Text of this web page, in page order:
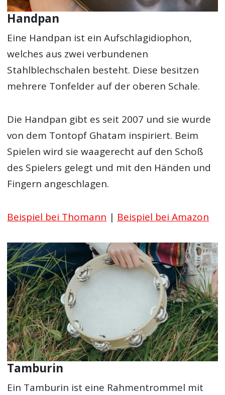
Handpan
Eine Handpan ist ein Aufschlagidiophon,
welches aus zwei verbundenen
Stahlblechschalen besteht. Diese besitzen
mehrere Tonfelder auf der oberen Schale.
Die Handpan gibt es seit 2007 und sie wurde
von dem Tontopf Ghatam inspiriert. Beim
Spielen wird sie waagerecht auf den Schoß
des Spielers gelegt und mit den Händen und
Fingern angeschlagen.
Beispiel bei Thomann | Beispiel bei Amazon
Tamburin
Ein Tamburin ist eine Rahmentrommel mit